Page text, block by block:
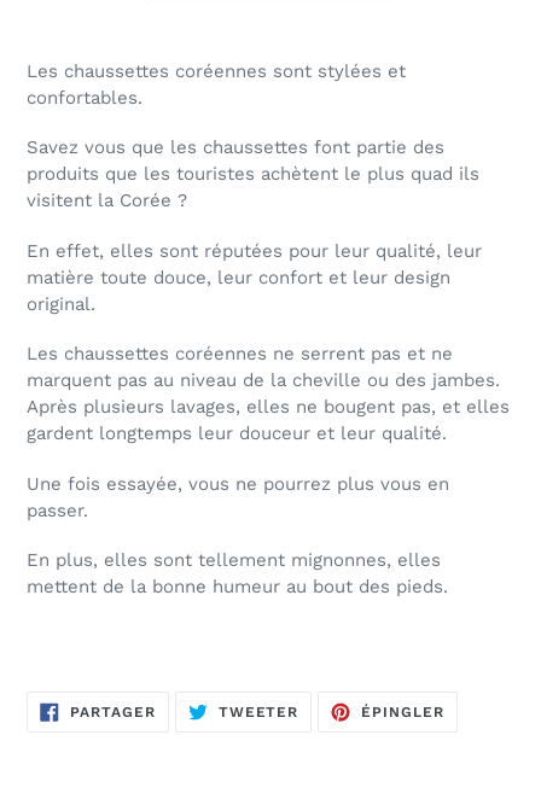
Les chaussettes coréennes sont stylées et
confortables.
Savez vous que les chaussettes font partie des
produits que les touristes achètent le plus quad ils
visitent la Corée ?
En effet, elles sont réputées pour leur qualité, leur
matière toute douce, leur confort et leur design
original.
Les chaussettes coréennes ne serrent pas et ne
marquent pas au niveau de la cheville ou des jambes.
Après plusieurs lavages, elles ne bougent pas, et elles
gardent longtemps leur douceur et leur qualité.
Une fois essayée, vous ne pourrez plus vous en
passer.
En plus, elles sont tellement mignonnes, elles
mettent de la bonne humeur au bout des pieds.
PARTAGERPARTAGERTWEETER TWEETERÉPINGLER